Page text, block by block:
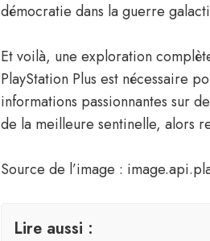
démocratie dans la guerre
Et voilà, une exploration
PlayStation Plus est nécessaire
informations passionnantes sur
de la meilleure sentinelle, alors
Source de l’image :
Lire aussi :